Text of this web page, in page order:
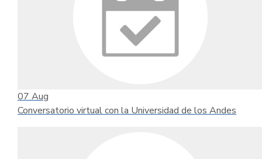
07 Aug
Conversatorio virtual con la Universidad de los Andes